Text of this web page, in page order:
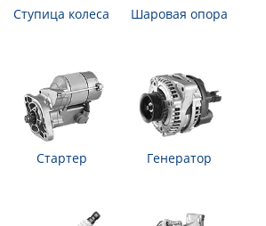
Ступица колеса Шаровая опора
Стартер Генератор